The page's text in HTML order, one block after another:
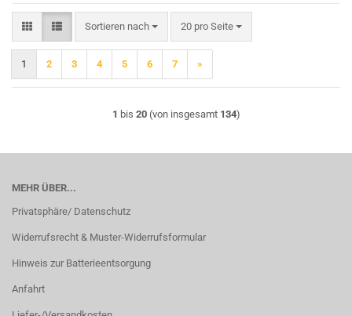
Sortieren nach
Sortieren nach 20 pro Seite
pro Seite
1 2 3 4 5 6 7 »
1 bis 20(von insgesamt 134)
MEHR ÜBER...
Privatsphäre/ Datenschutz
Widerrufsrecht & Muster-Widerrufsformular
Hinweis zur Batterieentsorgung
Anfahrt